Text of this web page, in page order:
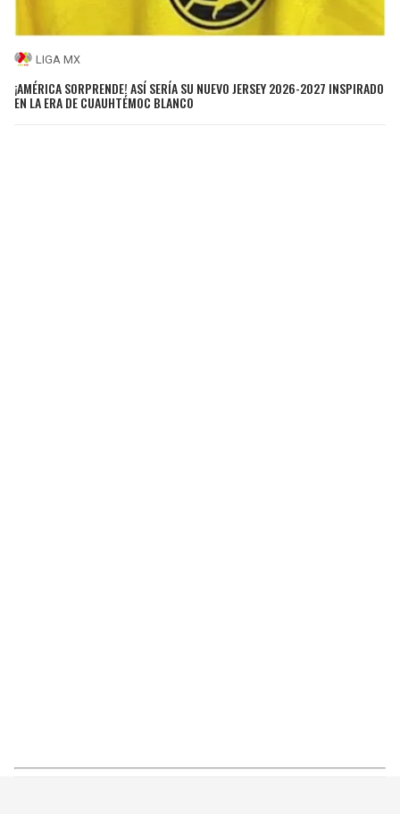
LIGA MX
¡AMÉRICA SORPRENDE! ASÍ SERÍA SU NUEVO JERSEY 2026-2027 INSPIRADO
EN LA ERA DE CUAUHTÉMOC BLANCO